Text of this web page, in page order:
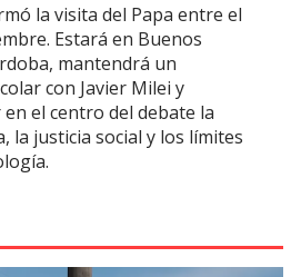
la visita del Papa entre el
Estará en Buenos
mantendrá un
con Javier Milei y
el centro del debate la
la justicia social y los límites